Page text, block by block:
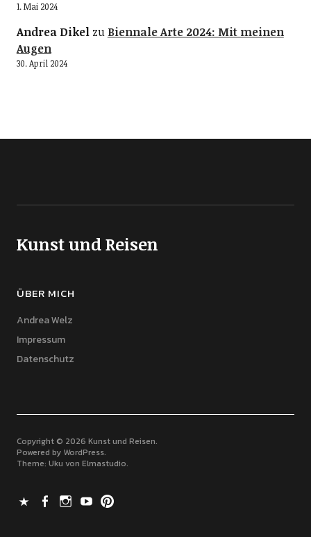
1. Mai 2024
Andrea Dikelzu Biennale Arte 2024: Mit meinen
Augen
30. April 2024
Kunst und Reisen
ÜBER MICH
Andrea Welz
Impressum
Datenschutz
Copyright © 2026 Kunst und Reisen
Powered by WordPress
Theme: Uku von Elmastudio